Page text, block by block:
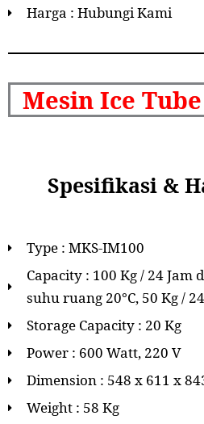
Harga : Hubungi Kami
Mesin Ice
Spesifikasi &
Type : MKS-IM100
Capacity : 100 Kg / 24 Jam
suhu ruang 20°C, 50 Kg /
Storage Capacity : 20 Kg
Power : 600 Watt, 220 V
Dimension : 548 x 611 x
Weight : 58 Kg